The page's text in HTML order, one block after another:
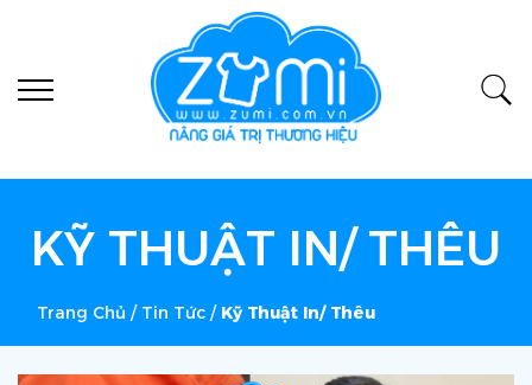
KỸ THUẬT IN/ THÊU
Trang Chủ / Tin Tức / Kỹ Thuật In/ Thêu